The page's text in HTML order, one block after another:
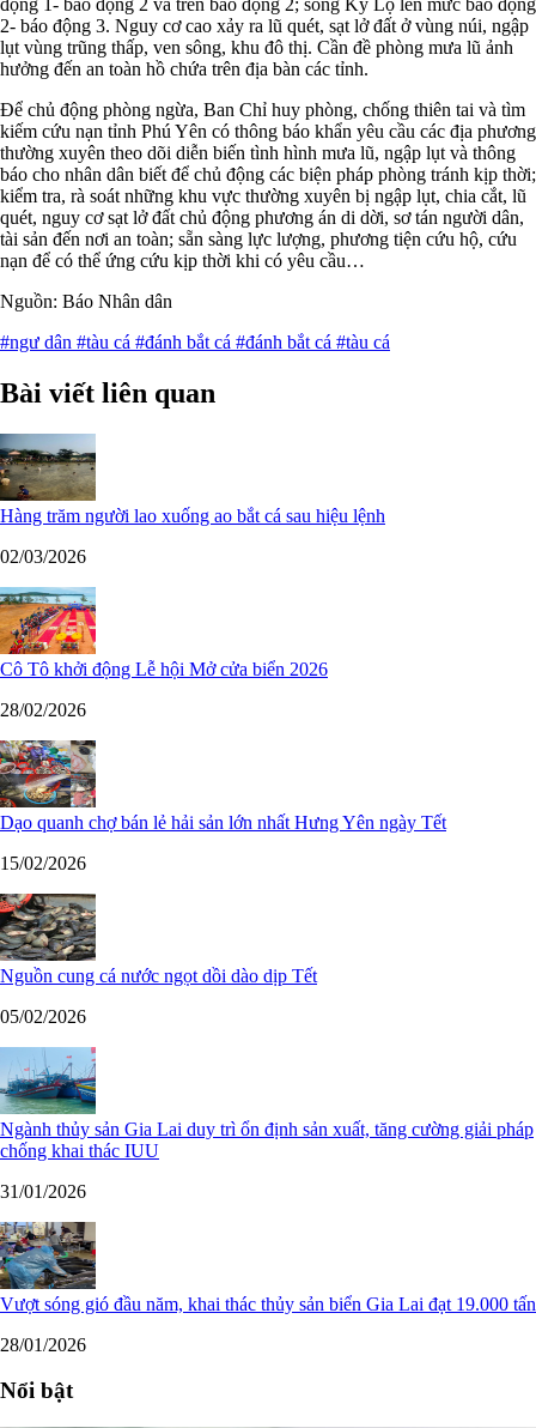
2- báo động 3. Nguy cơ cao xảy ra lũ quét, sạt lở đất ở vùng núi, ngập
lụt vùng trũng thấp, ven sông, khu đô thị. Cần đề phòng mưa lũ ảnh
hưởng đến an toàn hồ chứa trên địa bàn các tỉnh.
Để chủ động phòng ngừa, Ban Chỉ huy phòng, chống thiên tai và tìm
kiếm cứu nạn tỉnh Phú Yên có thông báo khẩn yêu cầu các địa phương
thường xuyên theo dõi diễn biến tình hình mưa lũ, ngập lụt và thông
báo cho nhân dân biết để chủ động các biện pháp phòng tránh kịp thời;
kiểm tra, rà soát những khu vực thường xuyên bị ngập lụt, chia cắt, lũ
quét, nguy cơ sạt lở đất chủ động phương án di dời, sơ tán người dân,
tài sản đến nơi an toàn; sẵn sàng lực lượng, phương tiện cứu hộ, cứu
nạn để có thể ứng cứu kịp thời khi có yêu cầu…
Nguồn: Báo Nhân dân
#ngư dân #tàu cá #đánh bắt cá #đánh bắt cá #tàu cá
Bài viết liên quan
Hàng trăm người lao xuống ao bắt cá sau hiệu lệnh
02/03/2026
Cô Tô khởi động Lễ hội Mở cửa biển 2026
28/02/2026
Dạo quanh chợ bán lẻ hải sản lớn nhất Hưng Yên ngày Tết
15/02/2026
Nguồn cung cá nước ngọt dồi dào dịp Tết
05/02/2026
Ngành thủy sản Gia Lai duy trì ổn định sản xuất, tăng cường giải pháp
chống khai thác IUU
31/01/2026
Vượt sóng gió đầu năm, khai thác thủy sản biển Gia Lai đạt 19.000 tấn
28/01/2026
Nổi bật